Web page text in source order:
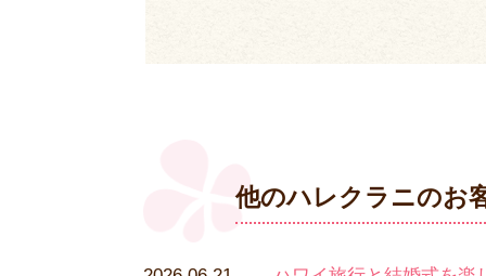
他のハレクラニのお